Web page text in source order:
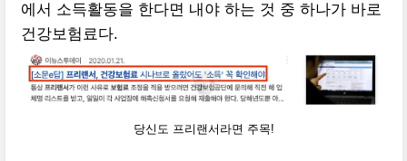
에서 소득활동을 한다면 내야 하는 것 중 하나가 바로
건강보험료다.
당신도 프리랜서라면 주목!